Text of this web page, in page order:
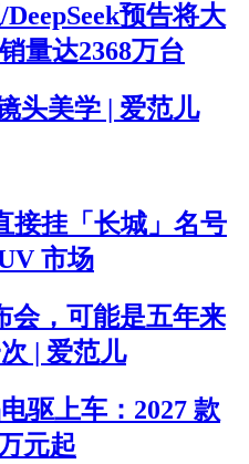
预告将大
量达2368万台
头美学 | 爱范儿
接挂「长城」名号
市场
会，可能是五年来
| 爱范儿
驱上车：2027 款
元起